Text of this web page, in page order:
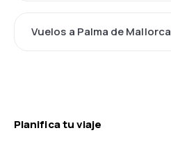
Vuelos a Palma de Mallorca
Planifica tu viaje